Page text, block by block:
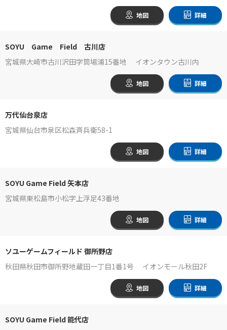
地図 詳細
SOYU Game Field 古川店
宮城県大崎市古川沢田字筒場浦15番地 イオンタウン古川内
地図 詳細
万代仙台泉店
宮城県仙台市泉区松森斉兵衛58-1
地図 詳細
SOYU Game Field 矢本店
宮城県東松島市小松字上浮足43番地
地図 詳細
ソユーゲームフィールド 御所野店
秋田県秋田市御所野地蔵田一丁目1番1号 イオンモール秋田2F
地図 詳細
SOYU Game Field 能代店